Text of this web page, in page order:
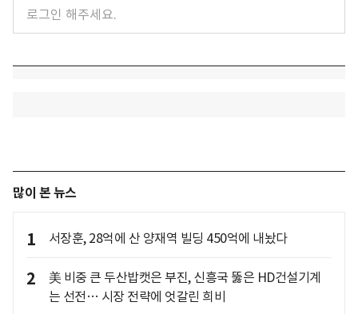
많이 본 뉴스
1 서장훈, 28억에 산 양재역 빌딩 450억에 내놨다
2
美 비중 큰 두산밥캣은 부진, 신흥국 뚫은 HD건설기계
는 선전… 시장 전략에 엇갈린 희비